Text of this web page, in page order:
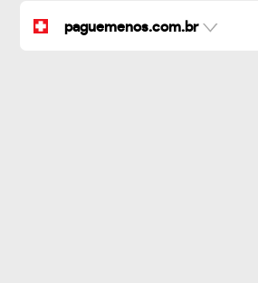
paguemenos.com.br